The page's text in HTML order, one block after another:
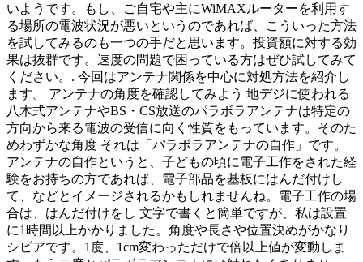
いようです。もし、ご自宅や主にWiMAXルーターを利用す
る場所の電波状況が悪いというのであれば、こういった方法
を試してみるのも一つの手だと思います。投資額に対する効
果は抜群です。速度の問題で困っている方はぜひ試してみて
ください。. 今回はアンテナ関係を中心に対処方法を紹介し
ます。 アンテナの角度を確認してみよう 地デジに使われる
八木式アンテナやBS・CS放送のパラボラアンテナは特定の
方向から来る電波の受信に向く性質をもっています。そのた
めわずかな角度 それは「パラボラアンテナの自作」です。
アンテナの自作というと、子どもの頃に電子工作をされた経
験をお持ちの方であれば、電子部品を基板にはんだ付けし
て、などとイメージされるかもしれませんね。電子工作の場
合は、はんだ付けをし 文字で書くと簡単ですが、私は設置
に1時間以上かかりました。角度や長さや位置決めがかなり
シビアです。1度、1cm変わっただけで倍以上値が変動しま